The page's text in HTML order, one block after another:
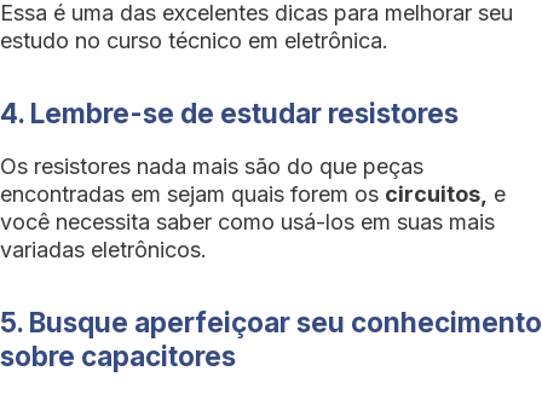
Essa é uma das excelentes dicas para melhorar seu
estudo no curso técnico em eletrônica.
4. Lembre-se de estudar resistores
Os resistores nada mais são do que peças
encontradas em sejam quais forem os circuitos, e
você necessita saber como usá-los em suas mais
variadas eletrônicos.
5. Busque aperfeiçoar seu conhecimento
sobre capacitores